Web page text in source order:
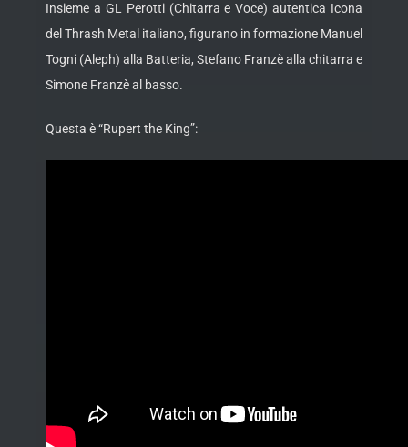
Insieme a GL Perotti (Chitarra e Voce) autentica Icona
del Thrash Metal italiano, figurano in formazione Manuel
Togni (Aleph) alla Batteria, Stefano Franzè alla chitarra e
Simone Franzè al basso.
Questa è “Rupert the King”: